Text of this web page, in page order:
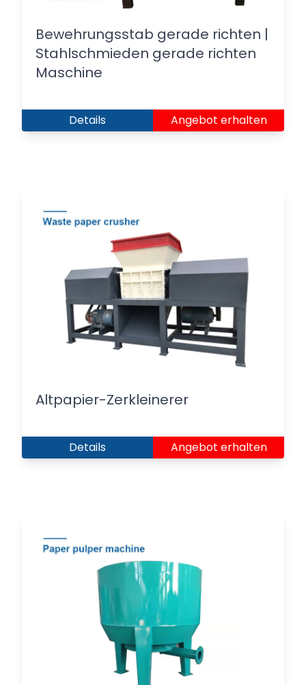
Bewehrungsstab gerade richten |
Stahlschmieden gerade richten
Maschine
Details Angebot erhalten
Altpapier-Zerkleinerer
Details Angebot erhalten